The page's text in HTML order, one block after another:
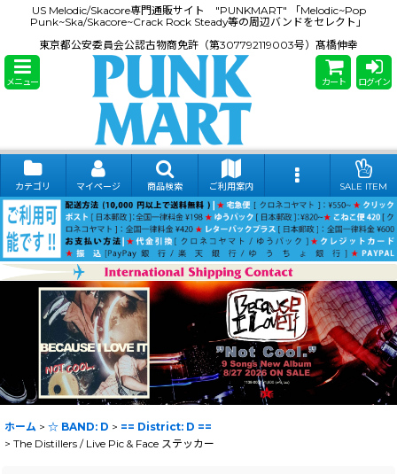
US Melodic/Skacore専門通販サイト "PUNKMART" 「Melodic~Pop
Punk~Ska/Skacore~Crack Rock Steady等の周辺バンドをセレクト」
東京都公安委員会公認古物商免許（第307792119003号）髙橋伸幸
メニュー カート ログイン
カテゴリ マイページ 商品検索 ご利用案内 SALE ITEM
ホーム > ☆ BAND: D > == District: D ==
> The Distillers / Live Pic & Face ステッカー